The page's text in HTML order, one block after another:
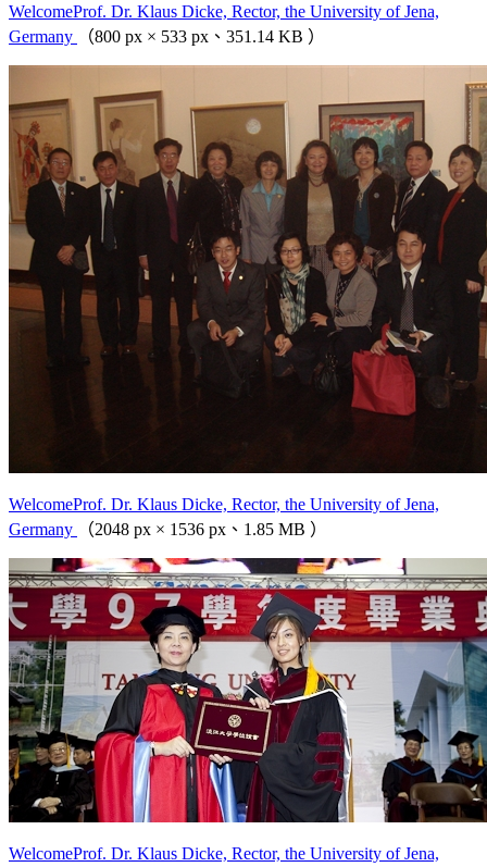
WelcomeProf. Dr. Klaus Dicke, Rector, the University of Jena,
Germany
（800 px × 533 px、351.14 KB ）
WelcomeProf. Dr. Klaus Dicke, Rector, the University of Jena,
Germany
（2048 px × 1536 px、1.85 MB ）
WelcomeProf. Dr. Klaus Dicke, Rector, the University of Jena,